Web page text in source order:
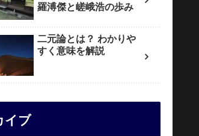
羅溥傑と嵯峨浩の歩み
二元論とは？ わかりや
すく意味を解説
イブ